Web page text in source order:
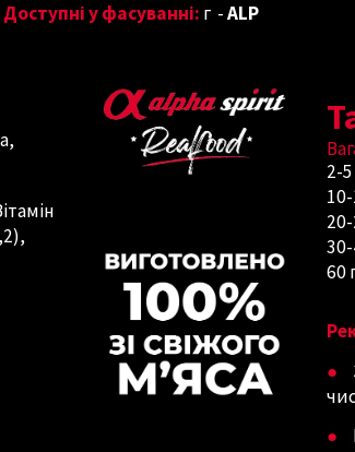
Доступні у фасуванні: г -ALP
2-5
60
●
●